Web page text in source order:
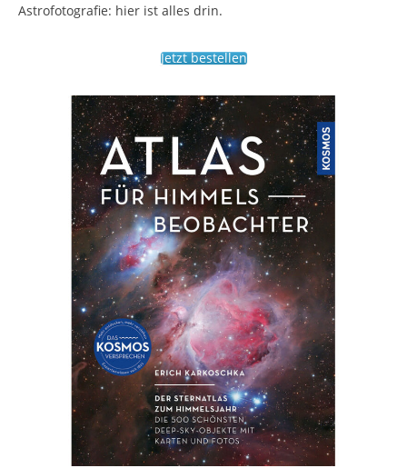
Astrofotografie: hier ist alles drin.
Jetzt bestellen